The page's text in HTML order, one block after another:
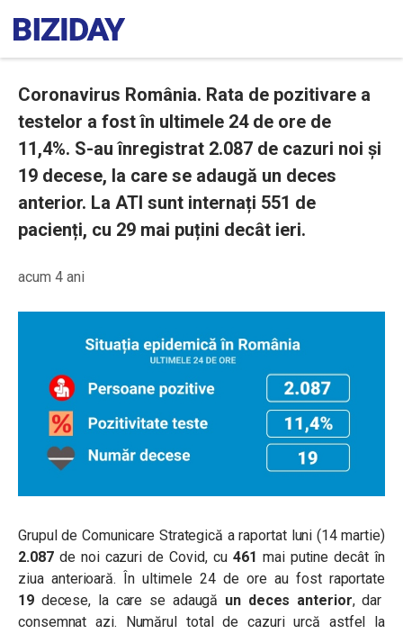
Coronavirus România. Rata de pozitivare a
testelor a fost în ultimele 24 de ore de
11,4%. S-au înregistrat 2.087 de cazuri noi și
19 decese, la care se adaugă un deces
anterior. La ATI sunt internați 551 de
pacienți, cu 29 mai puțini decât ieri.
acum 4 ani
Grupul de Comunicare Strategică a raportat luni (14 martie)
2.087 de noi cazuri de Covid, cu 461 mai putine decât în
ziua anterioară. În ultimele 24 de ore au fost raportate
19decese, la care se adaugă un deces anterior, dar
consemnat azi. Numărul total de cazuri urcă astfel la